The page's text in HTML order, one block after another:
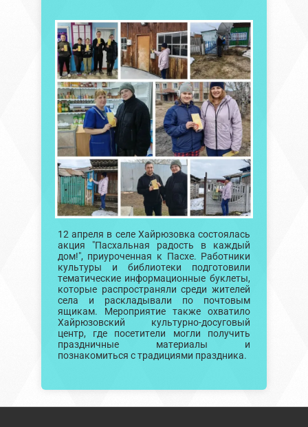
12 апреля в селе Хайрюзовка состоялась
акция "Пасхальная радость в каждый
дом!", приуроченная к Пасхе. Работники
культуры и библиотеки подготовили
тематические информационные буклеты,
которые распространяли среди жителей
села и раскладывали по почтовым
ящикам. Мероприятие также охватило
Хайрюзовский культурно-досуговый
центр, где посетители могли получить
праздничные материалы и
познакомиться с традициями праздника.